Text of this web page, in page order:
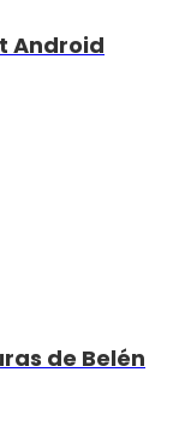
Android
de Belén